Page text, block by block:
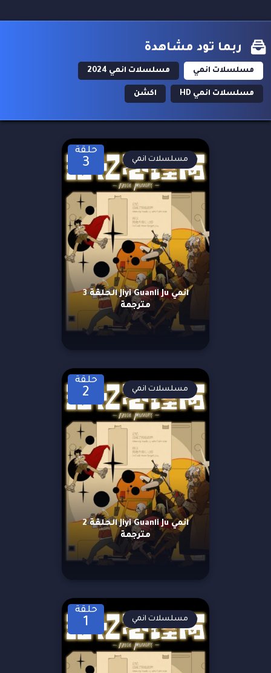
ربما تود مشاهدة
مسلسلات انمي مسلسلات انمي 2024
مسلسلات انمي HD اكشن
حلقة
3
انمي Jiyi Guanli Ju الحلقة 3
مترجمة
مسلسلات انمي
حلقة
2
انمي Jiyi Guanli Ju الحلقة 2
مترجمة
مسلسلات انمي
حلقة
1 مسلسلات انمي